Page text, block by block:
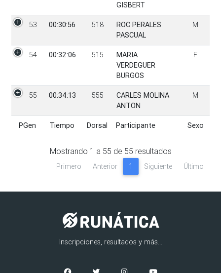
PGen Tiempo Dorsal Participante Sexo
GISBERT
53 00:30:56 518
ROC PERALES
PASCUAL
M
54 00:32:06 515
MARIA
VERDEGUER
BURGOS
F
55 00:34:13 555
CARLES MOLINA
ANTON
M
PGen Tiempo Dorsal Participante Sexo
Mostrando 1 a 55 de 55 resultados
Primero Anterior 1 Siguiente Último
Inscripciones, resultados y más...